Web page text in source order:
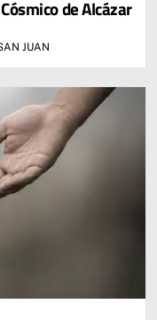
de Alcázar
JUAN